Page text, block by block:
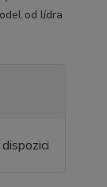
od lídra